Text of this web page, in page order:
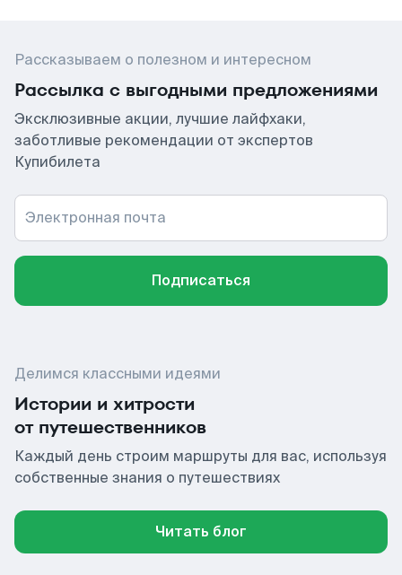
Рассказываем о полезном и интересном
Рассылка с выгодными предложениями
Эксклюзивные акции, лучшие лайфхаки,
заботливые рекомендации от экспертов
Купибилета
Электронная почта
Подписаться
Делимся классными идеями
Истории и хитрости
от путешественников
Каждый день строим маршруты для вас, используя
собственные знания о путешествиях
Читать блог